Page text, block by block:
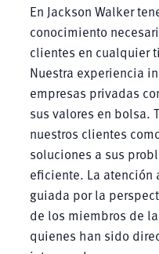
En Jackson Walker
conocimiento
clientes en cualquier
Nuestra experiencia
empresas privadas
sus valores en bolsa.
nuestros clientes
soluciones a sus
eficiente. La atención
guiada por la
de los miembros de
quienes han sido